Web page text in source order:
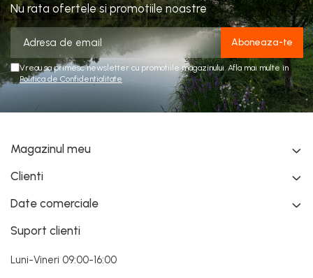
Nu rata ofertele si promotiile noastre
Vreau sa primesc newsletter cu promotiile magazinului. Afla mai multe in
Politica de Confidentialitate
Magazinul meu
Clienti
Date comerciale
Suport clienti
Luni-Vineri 09:00-16:00